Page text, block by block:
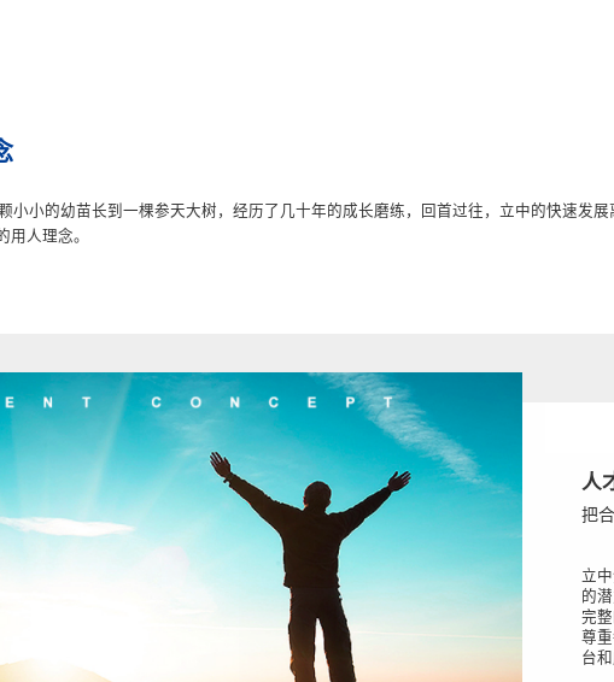
小小的幼苗长到一棵参天大树，经历了几十年的成长磨练，回首过往，立中的快速发
用人理念。
人
把
立
的
完
尊
台